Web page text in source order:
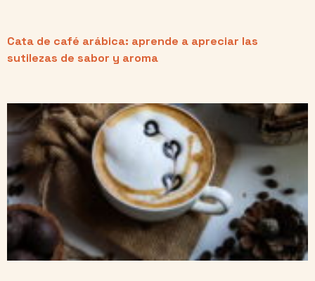
Cata de café arábica: aprende a apreciar las
sutilezas de sabor y aroma